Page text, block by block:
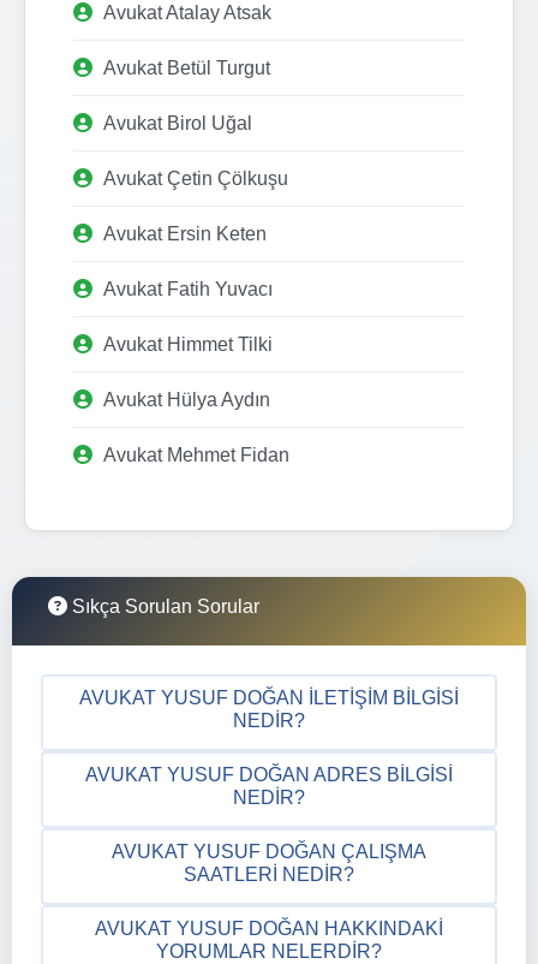
Avukat Atalay Atsak
Avukat Betül Turgut
Avukat Birol Uğal
Avukat Çetin Çölkuşu
Avukat Ersin Keten
Avukat Fatih Yuvacı
Avukat Himmet Tilki
Avukat Hülya Aydın
Avukat Mehmet Fidan
Sıkça Sorulan Sorular
AVUKAT YUSUF DOĞAN İLETIŞIM BILGISI
NEDIR?
AVUKAT YUSUF DOĞAN ADRES BILGISI
NEDIR?
AVUKAT YUSUF DOĞAN ÇALIŞMA
SAATLERI NEDIR?
AVUKAT YUSUF DOĞAN HAKKINDAKI
YORUMLAR NELERDIR?